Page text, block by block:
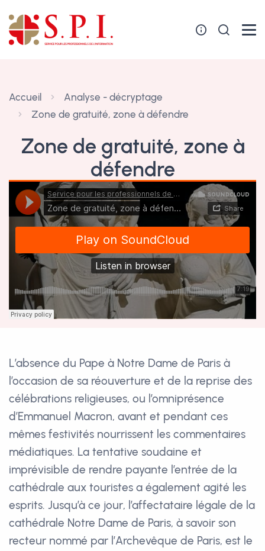
Accueil
Analyse - décryptage
Zone de gratuité, zone à défendre
Zone de gratuité, zone à
défendre
26 novembre 2024
L’absence du Pape à Notre Dame de Paris à
l’occasion de sa réouverture et de la reprise des
célébrations religieuses, ou l’omniprésence
d’Emmanuel Macron, avant et pendant ces
mêmes festivités nourrissent les commentaires
médiatiques. La tentative soudaine et
imprévisible de rendre payante l’entrée de la
cathédrale aux touristes a également agité les
esprits. Jusqu’à ce jour, l’affectataire légale de la
cathédrale Notre Dame de Paris, à savoir son
recteur nommé par l’Archevêque de Paris, est le